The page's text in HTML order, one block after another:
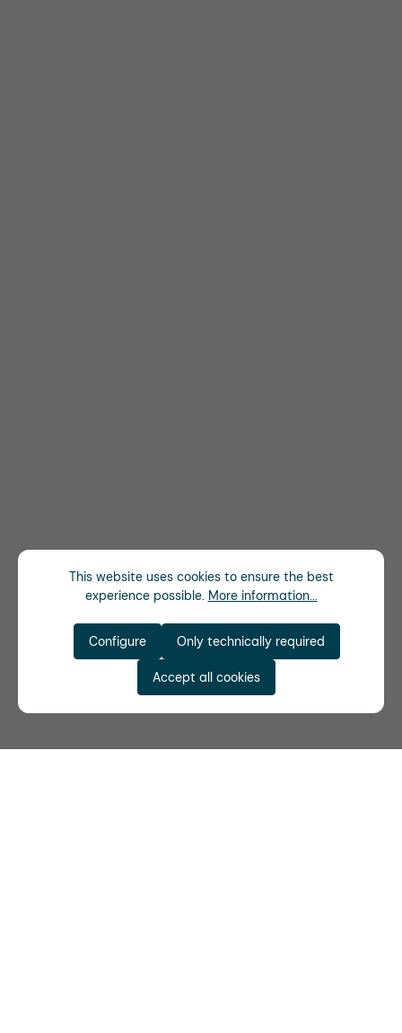
This website uses cookies to ensure the best
experience possible. More information...
Only technically required
Configure
Accept all cookies